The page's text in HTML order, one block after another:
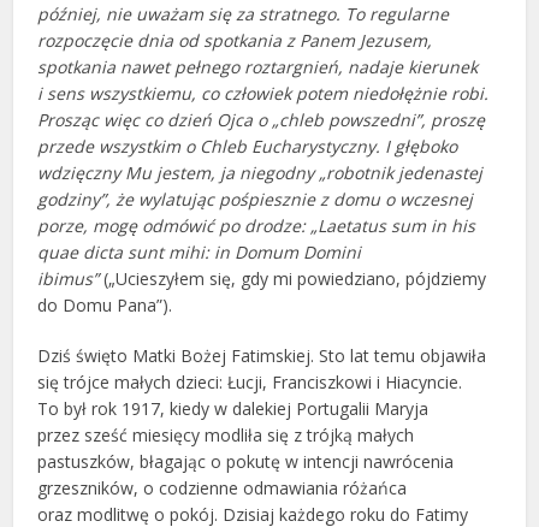
później, nie uważam się za stratnego. To regularne
rozpoczęcie dnia od spotkania z Panem Jezusem,
spotkania nawet pełnego roztargnień, nadaje kierunek
i sens wszystkiemu, co człowiek potem niedołężnie robi.
Prosząc więc co dzień Ojca o „chleb powszedni”, proszę
przede wszystkim o Chleb Eucharystyczny. I głęboko
wdzięczny Mu jestem, ja niegodny „robotnik jedenastej
godziny”, że wylatując pośpiesznie z domu o wczesnej
porze, mogę odmówić po drodze: „Laetatus sum in his
quae dicta sunt mihi: in Domum Domini
ibimus”(„Ucieszyłem się, gdy mi powiedziano, pójdziemy
do Domu Pana”).
Dziś święto Matki Bożej Fatimskiej. Sto lat temu objawiła
się trójce małych dzieci: Łucji, Franciszkowi i Hiacyncie.
To był rok 1917, kiedy w dalekiej Portugalii Maryja
przez sześć miesięcy modliła się z trójką małych
pastuszków, błagając o pokutę w intencji nawrócenia
grzeszników, o codzienne odmawiania różańca
oraz modlitwę o pokój. Dzisiaj każdego roku do Fatimy